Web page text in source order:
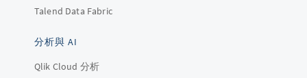
Talend Data Fabric
分析與 AI
Qlik Cloud 分析